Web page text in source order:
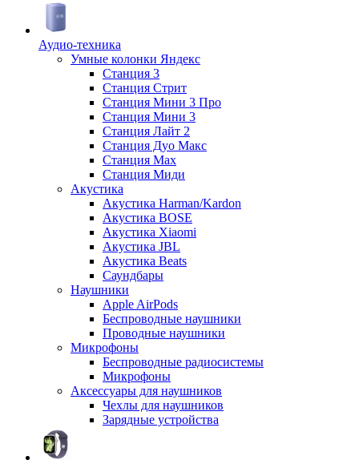
Аудио-техника
Умные колонки Яндекс
Станция 3
Станция Стрит
Станция Мини 3 Про
Станция Мини 3
Станция Лайт 2
Станция Дуо Макс
Станция Max
Станция Миди
Акустика
Акустика Harman/Kardon
Акустика BOSE
Акустика Xiaomi
Акустика JBL
Акустика Beats
Саундбары
Наушники
Apple AirPods
Беспроводные наушники
Проводные наушники
Микрофоны
Беспроводные радиосистемы
Микрофоны
Аксессуары для наушников
Чехлы для наушников
Зарядные устройства